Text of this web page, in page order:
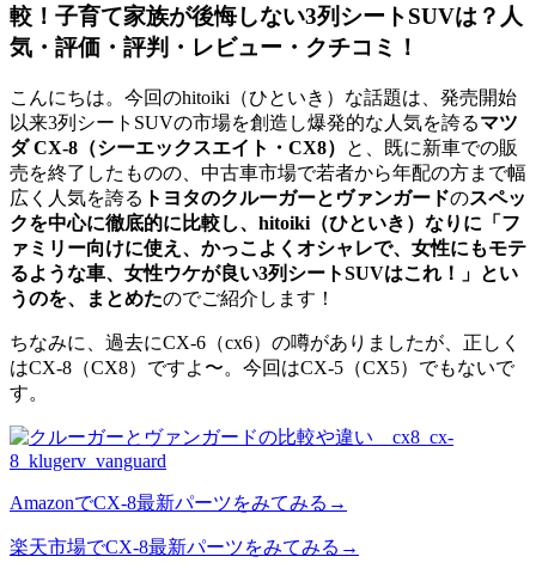
較！子育て家族が後悔しない3列シートSUVは？人
気・評価・評判・レビュー・クチコミ！
こんにちは。今回のhitoiki（ひといき）な話題は、発売開始
以来3列シートSUVの市場を創造し爆発的な人気を誇るマツ
ダ CX-8（シーエックスエイト・CX8）
と、既に新車での販
売を終了したものの、中古車市場で若者から年配の方まで幅
広く人気を誇る トヨタのクルーガーとヴァンガードのスペッ
クを中心に徹底的に比較し、hitoiki（ひといき）なりに「フ
ァミリー向けに使え、かっこよくオシャレで、女性にもモテ
るような車、女性ウケが良い3列シートSUVはこれ！」とい
うのを、まとめたのでご紹介します！
ちなみに、過去にCX-6（cx6）の噂がありましたが、正しく
はCX-8（CX8）ですよ〜。今回はCX-5（CX5）でもないで
す。
AmazonでCX-8最新パーツをみてみる→
楽天市場でCX-8最新パーツをみてみる→